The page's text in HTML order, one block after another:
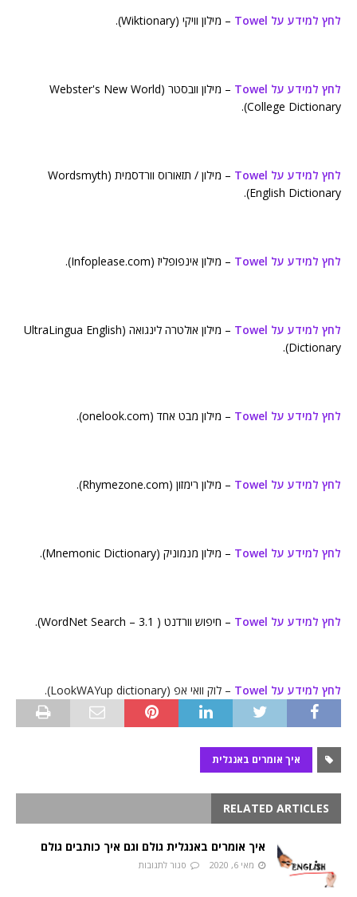
לחץ למידע על Towel – מילון וויקי (Wiktionary).
לחץ למידע על Towel
– מילון וובסטר (Webster's New World
College Dictionary).
לחץ למידע על Towel
– מילון / תזאורוס וורדסמית (Wordsmyth
English Dictionary).
לחץ למידע על Towel – מילון אינפופליז (Infoplease.com).
לחץ למידע על Towel
– מילון אולטרה לינגואה (UltraLingua English
Dictionary).
לחץ למידע על Towel – מילון מבט אחד (onelook.com).
לחץ למידע על Towel – מילון רימזון (Rhymezone.com).
לחץ למידע על Towel – מילון מנמוניק (Mnemonic Dictionary).
לחץ למידע על Towel – חיפוש וורדנט ( WordNet Search – 3.1).
לחץ למידע על Towel – לוק וואי אפ (LookWAYup dictionary).
איך אומרים באנגלית
RELATED ARTICLES
איך אומרים באנגלית גולם וגם איך כותבים גולם
מאי 6, 2020 סגור לתגובות